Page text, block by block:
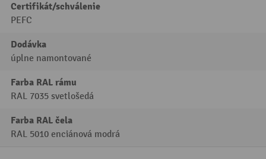
Certifikát/schválenie
PEFC
Dodávka
úplne namontované
Farba RAL rámu
RAL 7035 svetlošedá
Farba RAL čela
RAL 5010 enciánová modrá